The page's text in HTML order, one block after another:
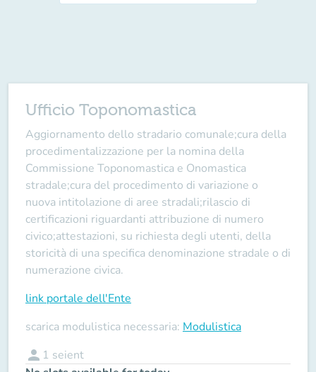
Ufficio Toponomastica
Aggiornamento dello stradario comunale;cura della
procedimentalizzazione per la nomina della
Commissione Toponomastica e Onomastica
stradale;cura del procedimento di variazione o
nuova intitolazione di aree stradali;rilascio di
certificazioni riguardanti attribuzione di numero
civico;attestazioni, su richiesta degli utenti, della
storicità di una specifica denominazione stradale o di
numerazione civica.
link portale dell'Ente
scarica modulistica necessaria: Modulistica
person 1 seient